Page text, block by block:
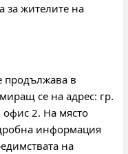
за жителите на
продължава в
се на адрес: гр.
2. На място
информация
на